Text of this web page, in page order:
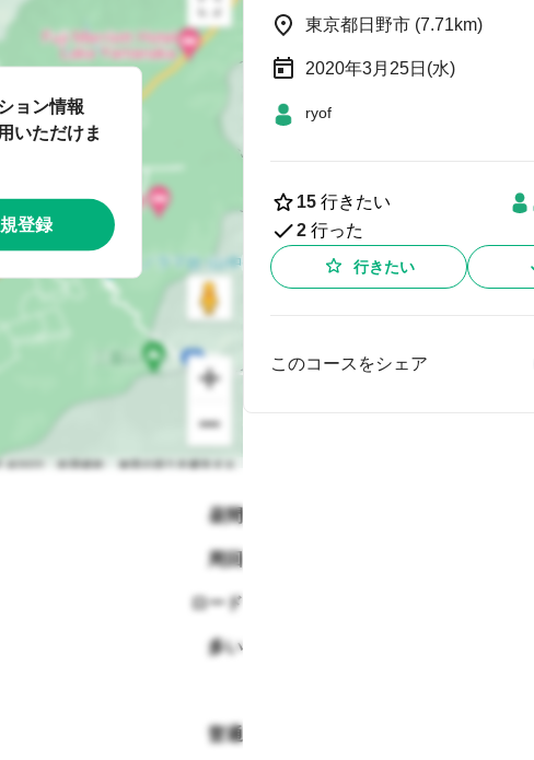
昼間
周回
ロード
多い
普通
ョン情報
いただけま
登録
東京都日野市 (7.71km)
2020年3月25日(水)
ryof
15 行きたい
2 行った
行きたい
このコースをシェア